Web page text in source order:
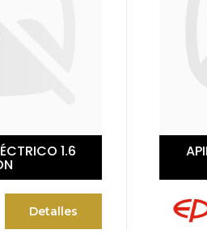
APILADOR ELÉCTRICO 1.6